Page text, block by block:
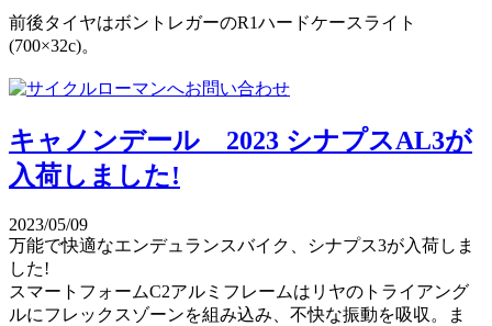
前後タイヤはボントレガーのR1ハードケースライト
(700×32c)。
キャノンデール 2023 シナプスAL3が
入荷しました!
2023/05/09
万能で快適なエンデュランスバイク、シナプス3が入荷しま
した!
スマートフォームC2アルミフレームはリヤのトライアング
ルにフレックスゾーンを組み込み、不快な振動を吸収。ま